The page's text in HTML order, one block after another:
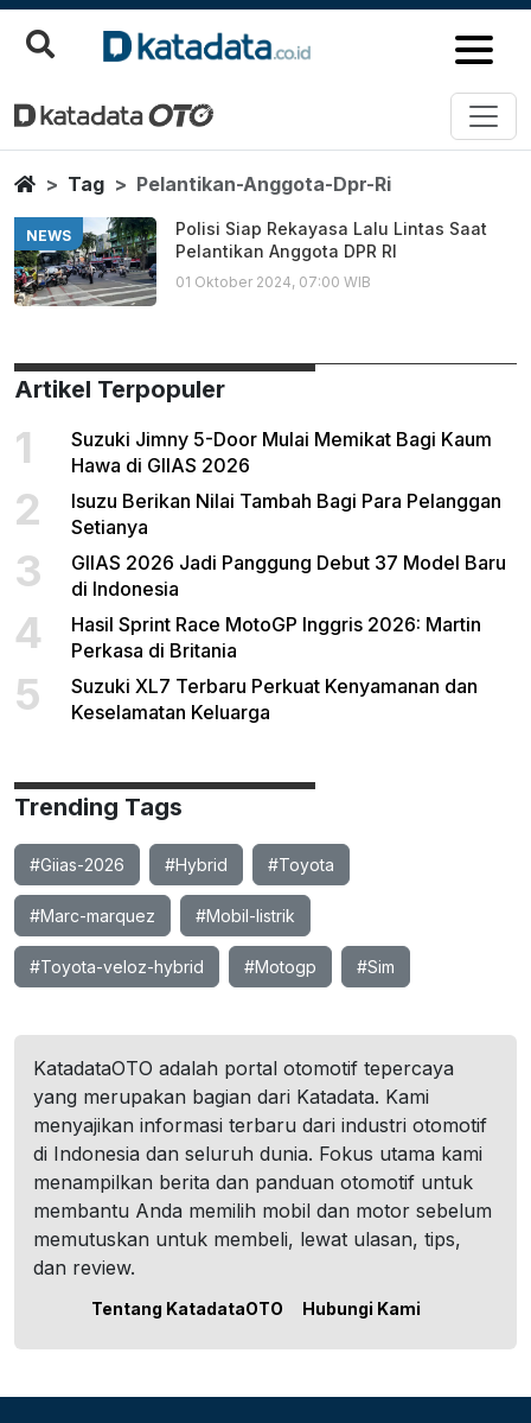
Pelantikan Anggota Dpr Ri
Berita Terbaru
HomeTag Pelantikan-Anggota-Dpr-Ri
NEWS
Polisi Siap Rekayasa Lalu Lintas Saat
Pelantikan Anggota DPR RI
01 Oktober 2024, 07:00 WIB
Artikel Terpopuler
1
Suzuki Jimny 5-Door Mulai Memikat Bagi Kaum
Hawa di GIIAS 2026
2
Isuzu Berikan Nilai Tambah Bagi Para Pelanggan
Setianya
3
GIIAS 2026 Jadi Panggung Debut 37 Model Baru
di Indonesia
4
Hasil Sprint Race MotoGP Inggris 2026: Martin
Perkasa di Britania
5
Suzuki XL7 Terbaru Perkuat Kenyamanan dan
Keselamatan Keluarga
Trending Tags
#Giias-2026 #Hybrid #Toyota
#Marc-marquez #Mobil-listrik
#Toyota-veloz-hybrid #Motogp #Sim
KatadataOTO adalah portal otomotif tepercaya
yang merupakan bagian dari Katadata. Kami
menyajikan informasi terbaru dari industri otomotif
di Indonesia dan seluruh dunia. Fokus utama kami
menampilkan berita dan panduan otomotif untuk
membantu Anda memilih mobil dan motor sebelum
memutuskan untuk membeli, lewat ulasan, tips,
dan review.
Tentang KatadataOTO Hubungi Kami